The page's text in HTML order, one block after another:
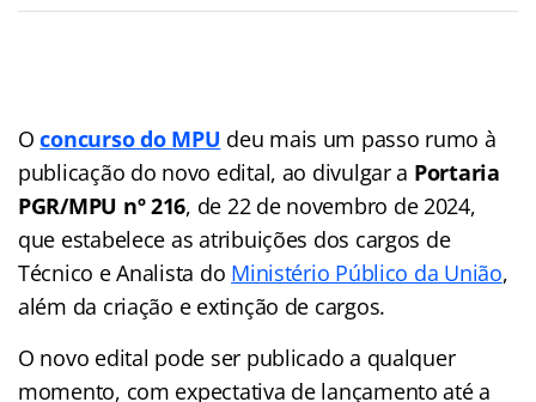
Oconcurso do MPU deu mais um passo rumo à
publicação do novo edital, ao divulgar a Portaria
PGR/MPU nº 216, de 22 de novembro de 2024,
que estabelece as atribuições dos cargos de
Técnico e Analista do Ministério Público da União,
além da criação e extinção de cargos.
O novo edital pode ser publicado a qualquer
momento, com expectativa de lançamento até a